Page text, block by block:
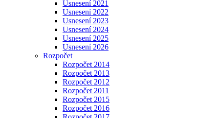
Usnesení 2021
Usnesení 2022
Usnesení 2023
Usnesení 2024
Usnesení 2025
Usnesení 2026
Rozpočet
Rozpočet 2014
Rozpočet 2013
Rozpočet 2012
Rozpočet 2011
Rozpočet 2015
Rozpočet 2016